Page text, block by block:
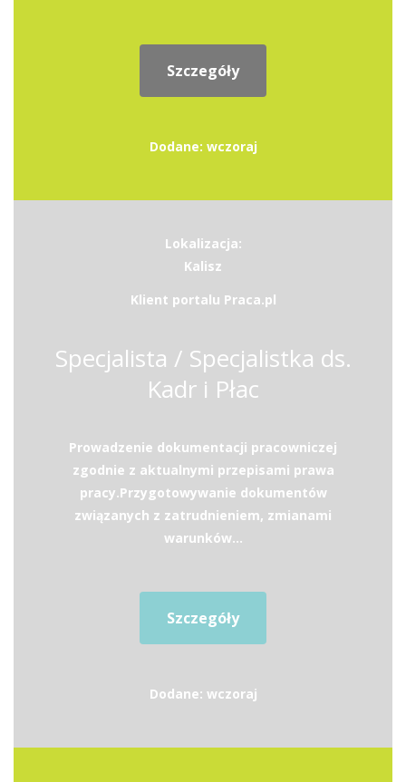
Szczegóły
Dodane: wczoraj
Lokalizacja:
Kalisz
Klient portalu Praca.pl
Specjalista / Specjalistka ds.
Kadr i Płac
Prowadzenie dokumentacji pracowniczej
zgodnie z aktualnymi przepisami prawa
pracy.Przygotowywanie dokumentów
związanych z zatrudnieniem, zmianami
warunków...
Szczegóły
Dodane: wczoraj